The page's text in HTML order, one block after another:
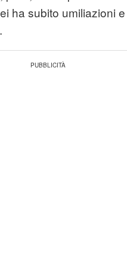
ha subito umiliazioni